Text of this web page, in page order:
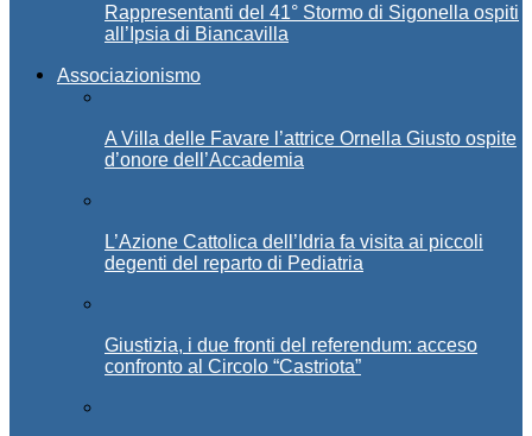
Rappresentanti del 41° Stormo di Sigonella ospiti
all’Ipsia di Biancavilla
Associazionismo
A Villa delle Favare l’attrice Ornella Giusto ospite
d’onore dell’Accademia
L’Azione Cattolica dell’Idria fa visita ai piccoli
degenti del reparto di Pediatria
Giustizia, i due fronti del referendum: acceso
confronto al Circolo “Castriota”